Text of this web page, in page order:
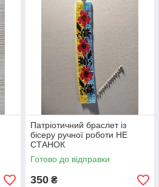
Патріотичний браслет із
бісеру ручної роботи НЕ
СТАНОК
Готово до відправки
350 ₴